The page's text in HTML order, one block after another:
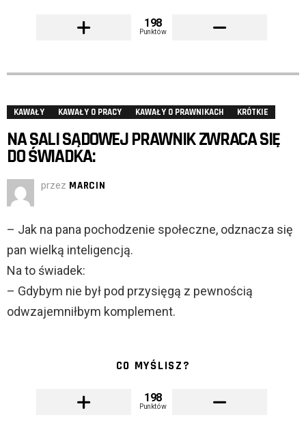
198
Punktów
KAWAŁY KAWAŁY O PRACY KAWAŁY O PRAWNIKACH KRÓTKIE
NA SALI SĄDOWEJ PRAWNIK ZWRACA SIĘ
DO ŚWIADKA:
przez MARCIN
– Jak na pana pochodzenie społeczne, odznacza się
pan wielką inteligencją.
Na to świadek:
– Gdybym nie był pod przysięgą z pewnością
odwzajemniłbym komplement.
CO MYŚLISZ?
198
Punktów